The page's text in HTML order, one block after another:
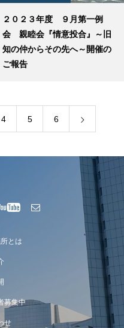
２０２３年度 ９月第一例
会 親睦会『情意投合』～旧
知の仲からその先へ～開催の
ご報告
4 5 6
とは
募集中
せ